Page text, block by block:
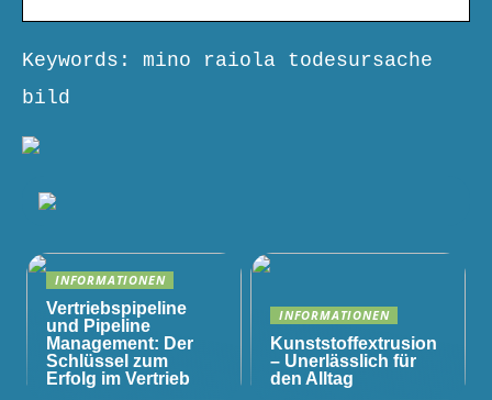
Keywords: mino raiola todesursache
bild
INFORMATIONEN
Vertriebspipeline
und Pipeline
Management: Der
Schlüssel zum
Erfolg im Vertrieb
INFORMATIONEN
Kunststoffextrusion
– Unerlässlich für
den Alltag